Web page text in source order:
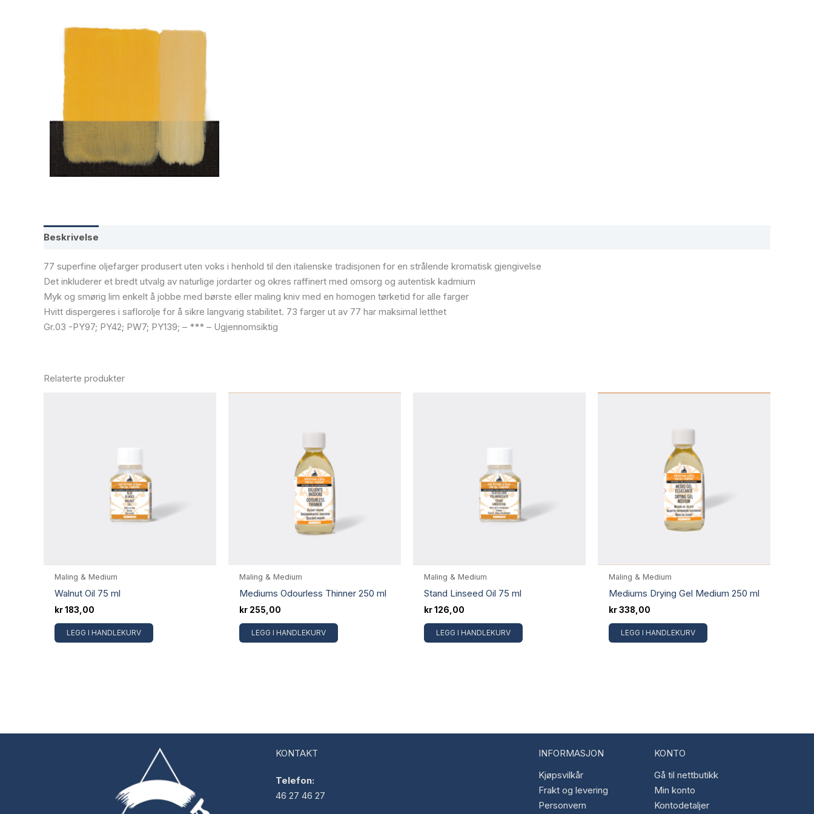
Beskrivelse
77 superfine oljefarger produsert uten voks i henhold til den italienske tradisjonen for en strålende kromatisk gjengivelse
Det inkluderer et bredt utvalg av naturlige jordarter og okres raffinert med omsorg og autentisk kadmium
Myk og smørig lim enkelt å jobbe med børste eller maling kniv med en homogen tørketid for alle farger
Hvitt dispergeres i saflorolje for å sikre langvarig stabilitet. 73 farger ut av 77 har maksimal letthet
Gr.03 -PY97; PY42; PW7; PY139; – *** – Ugjennomsiktig
Relaterte produkter
Maling & Medium
Walnut Oil 75 ml
kr183,00
LEGG I HANDLEKURV
Maling & Medium
Mediums Odourless Thinner 250 ml
kr 255,00
LEGG I HANDLEKURV
Maling & Medium
Stand Linseed Oil 75 ml
kr126,00
LEGG I HANDLEKURV
Maling & Medium
Mediums Drying Gel Medium 250 ml
kr338,00
LEGG I HANDLEKURV
KONTAKT
Telefon:
46 27 46 27
INFORMASJON
Kjøpsvilkår
Frakt og levering
Personvern
KONTO
Gå til nettbutikk
Min konto
Kontodetaljer